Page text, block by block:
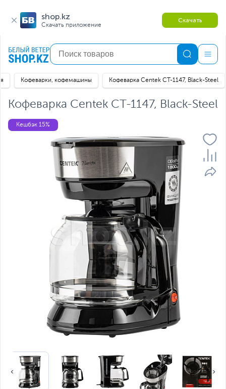
shop.kz
Скачать приложение
Скачать
Кофеварки, кофемашины Кофеварка Centek CT-1147, Black-Steel
Кофеварка Centek CT-1147, Black-Steel
Кешбэк 15%